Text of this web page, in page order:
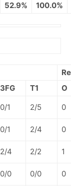
52.9% 100.0%
3FG T1
O
0/1 2/5 0
0/1 2/4 0
2/4 2/2 1
0/0 0/0 0